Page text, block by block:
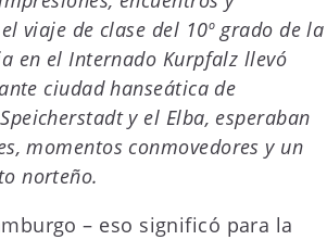
viaje de clase del 10º grado de la
en el Internado Kurpfalz llevó
ciudad hanseática de
y el Elba, esperaban
momentos conmovedores y un
norteño.
– eso significó para la